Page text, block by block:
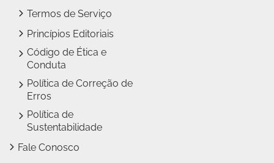
Termos de Serviço
Princípios Editoriais
Código de Ética e
Conduta
Política de Correção de
Erros
Política de
Sustentabilidade
Fale Conosco